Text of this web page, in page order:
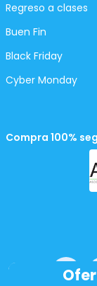
Regreso a clases
Buen Fin
Black Friday
Cyber Monday
Compra 100%